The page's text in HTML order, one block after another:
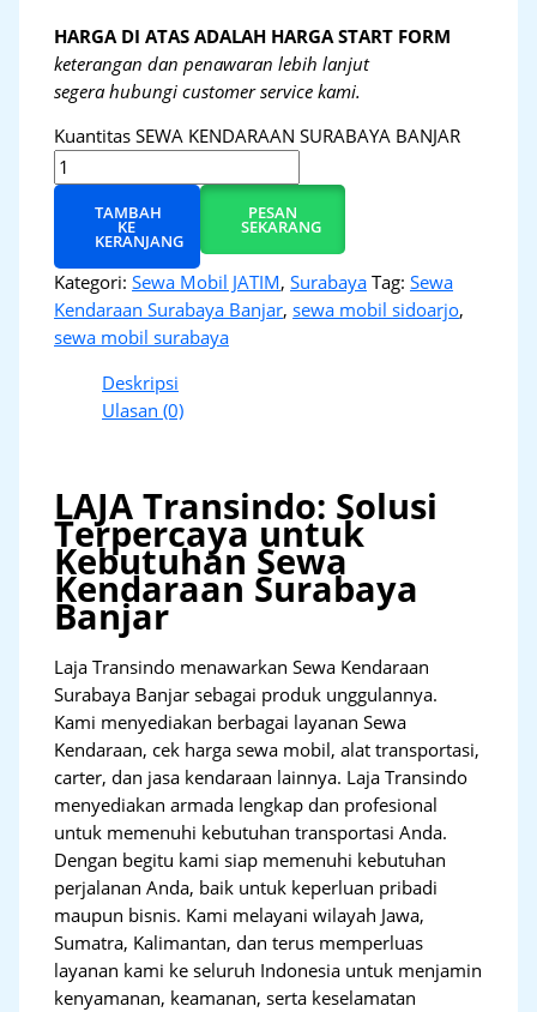
HARGA DI ATAS ADALAH HARGA START FORM
keterangan dan penawaran lebih lanjut
segera hubungi customer service kami.
Kuantitas SEWA KENDARAAN SURABAYA BANJAR
TAMBAH
KE
KERANJANG
PESAN
SEKARANG
Kategori:Sewa Mobil JATIM,Surabaya Tag:Sewa
Kendaraan Surabaya Banjar,sewa mobil sidoarjo,
sewa mobil surabaya
Deskripsi
Ulasan (0)
LAJA Transindo: Solusi
Terpercaya untuk
Kebutuhan Sewa
Kendaraan Surabaya
Banjar
Laja Transindo menawarkan Sewa Kendaraan
Surabaya Banjar sebagai produk unggulannya.
Kami menyediakan berbagai layanan Sewa
Kendaraan, cek harga sewa mobil, alat transportasi,
carter, dan jasa kendaraan lainnya. Laja Transindo
menyediakan armada lengkap dan profesional
untuk memenuhi kebutuhan transportasi Anda.
Dengan begitu kami siap memenuhi kebutuhan
perjalanan Anda, baik untuk keperluan pribadi
maupun bisnis. Kami melayani wilayah Jawa,
Sumatra, Kalimantan, dan terus memperluas
layanan kami ke seluruh Indonesia untuk menjamin
kenyamanan, keamanan, serta keselamatan